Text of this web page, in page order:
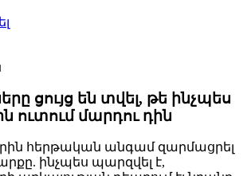
ցույց են տվել, թե ինչպես
ուտում մարդու դին
հերթական անգամ զարմացրել
ինչպես պարզվել է,